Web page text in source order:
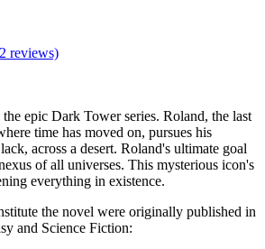
reviews)
epic Dark Tower series. Roland, the last
time has moved on, pursues his
across a desert. Roland's ultimate goal
of all universes. This mysterious icon's
everything in existence.
the novel were originally published in
and Science Fiction: